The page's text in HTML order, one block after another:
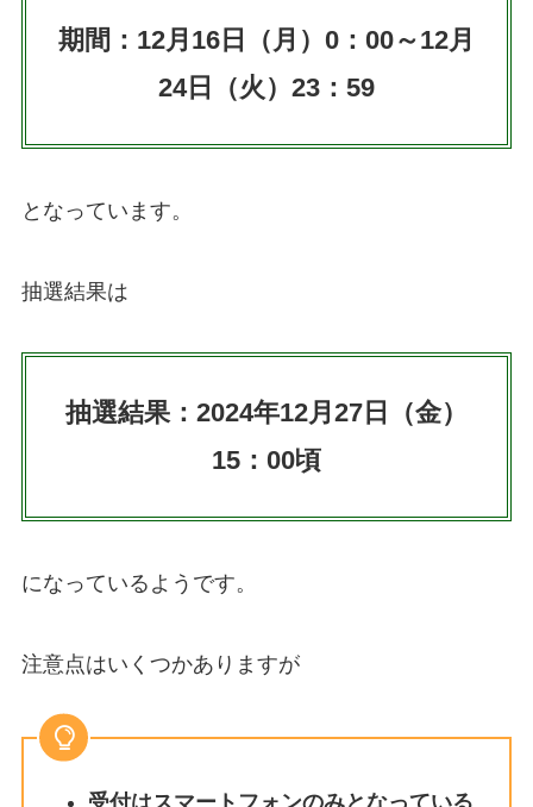
期間：12月16日（月）0：00～12月
24日（火）23：59
となっています。
抽選結果は
抽選結果：2024年12月27日（金）
15：00頃
になっているようです。
注意点はいくつかありますが
受付はスマートフォンのみとなっている